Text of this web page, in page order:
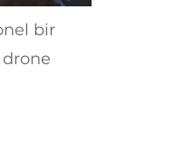
bir
drone